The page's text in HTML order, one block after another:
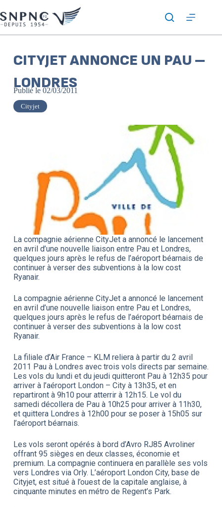
CITYJET ANNONCE UN PAU –
LONDRES
Publié le 02/03/2011
Cityjet
La compagnie aérienne CityJet a annoncé le lancement
en avril d’une nouvelle liaison entre Pau et Londres,
quelques jours après le refus de l’aéroport béarnais de
continuer à verser des subventions à la low cost
Ryanair.
La compagnie aérienne CityJet a annoncé le lancement
en avril d’une nouvelle liaison entre Pau et Londres,
quelques jours après le refus de l’aéroport béarnais de
continuer à verser des subventions à la low cost
Ryanair.
La filiale d’Air France – KLM reliera à partir du 2 avril
2011 Pau à Londres avec trois vols directs par semaine.
Les vols du lundi et du jeudi quitteront Pau à 12h35 pour
arriver à l’aéroport London – City à 13h35, et en
repartiront à 9h10 pour atterrir à 12h15. Le vol du
samedi décollera de Pau à 10h25 pour arriver à 11h30,
et quittera Londres à 12h00 pour se poser à 15h05 sur
l’aéroport béarnais.
Les vols seront opérés à bord d’Avro RJ85 Avroliner
offrant 95 sièges en deux classes, économie et
premium. La compagnie continuera en parallèle ses vols
vers Londres via Orly. L’aéroport London City, base de
Cityjet, est situé à l’ouest de la capitale anglaise, à
cinquante minutes en métro de Regent’s Park.